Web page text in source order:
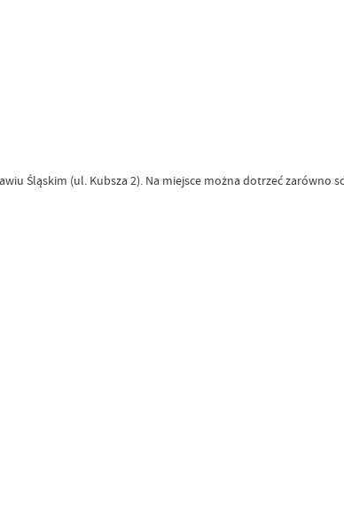
Śląskim (ul. Kubsza 2). Na miejsce można dotrzeć zarówno